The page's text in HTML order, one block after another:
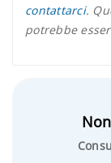
contattarci.
potrebbe